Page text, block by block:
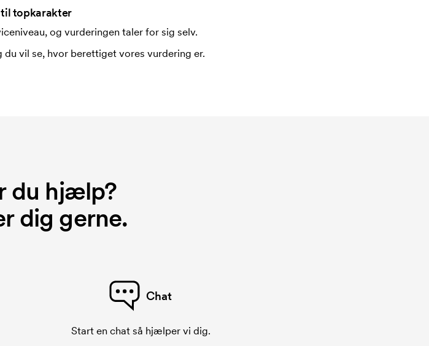
topkarakter
og vurderingen taler for sig selv.
vil se, hvor berettiget vores vurdering er.
du hjælp?
dig gerne.
Chat
Start en chat så hjælper vi dig.